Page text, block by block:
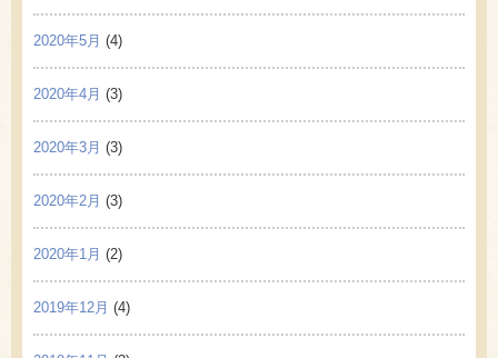
2020年5月 (4)
2020年4月 (3)
2020年3月 (3)
2020年2月 (3)
2020年1月 (2)
2019年12月 (4)